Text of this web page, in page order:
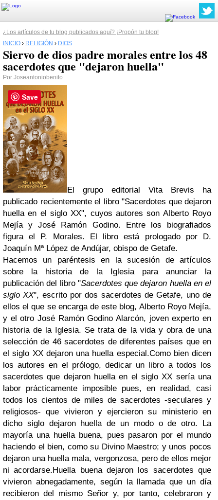
¿Los artículos de tu blog publicados aquí? ¡Propón tu blog!
INICIO › RELIGIÓN › DIOS
Siervo de dios padre morales entre los 48
sacerdotes que "dejaron huella"
Por Joseantoniobenito
El grupo editorial Vita Brevis ha
publicado recientemente el libro "Sacerdotes que dejaron
huella en el siglo XX", cuyos autores son Alberto Royo
Mejía y José Ramón Godino. Entre los biografiados
figura el P. Morales. El libro está prologado por D.
Joaquín Mª López de Andújar, obispo de Getafe.
Hacemos un paréntesis en la sucesión de artículos
sobre la historia de la Iglesia para anunciar la
publicación del libro "Sacerdotes que dejaron huella en el
siglo XX", escrito por dos sacerdotes de Getafe, uno de
ellos el que se encarga de este blog, Alberto Royo Mejía,
y el otro José Ramón Godino Alarcón, joven experto en
historia de la Iglesia. Se trata de la vida y obra de una
selección de 46 sacerdotes de diferentes países que en
el siglo XX dejaron una huella especial.Como bien dicen
los autores en el prólogo, dedicar un libro a todos los
sacerdotes que dejaron huella en el siglo XX sería una
labor prácticamente imposible pues, en realidad, casi
todos los cientos de miles de sacerdotes -seculares y
religiosos- que vivieron y ejercieron su ministerio en
dicho siglo dejaron huella de un modo o de otro. La
mayoría una huella buena, pues pasaron por el mundo
haciendo el bien, como su Divino Maestro; y unos pocos
dejaron una huella mala, vergonzosa, pero de ellos mejor
ni acordarse.Huella buena dejaron los sacerdotes que
vivieron abnegadamente, según la llamada que un día
recibieron del mismo Señor y, por tanto, celebraron y
Save